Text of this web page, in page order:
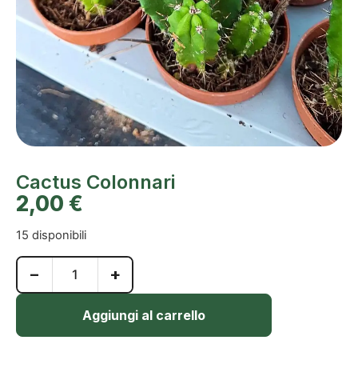
Cactus Colonnari
2,00 €
15 disponibili
− +
Aggiungi al carrello